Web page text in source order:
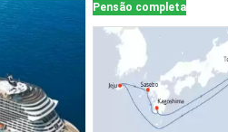
Pensão completa